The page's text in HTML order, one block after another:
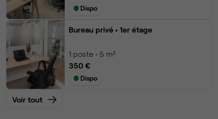
Dispo
Bureau privé • 1er étage
1 poste • 5 m²
350 €
Dispo
Voir tout